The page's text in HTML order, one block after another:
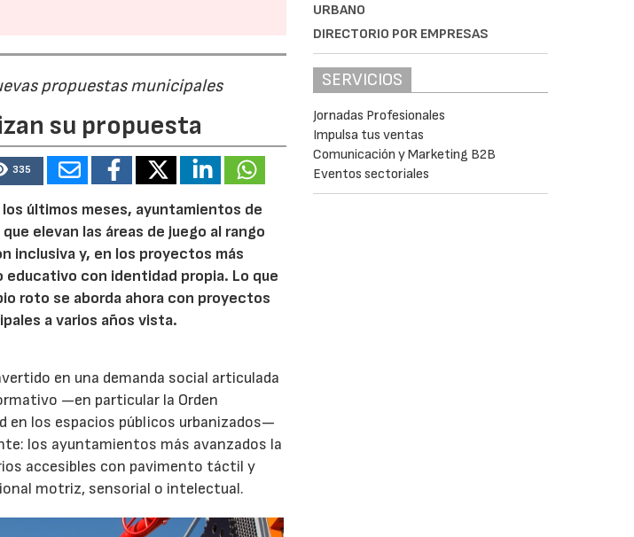
propuestas municipales
su propuesta
335
últimos meses, ayuntamientos de
elevan las áreas de juego al rango
y, en los proyectos más
con identidad propia. Lo que
roto se aborda ahora con proyectos
a varios años vista.
en una demanda social articulada
—en particular la Orden
en los espacios públicos urbanizados—
los ayuntamientos más avanzados la
accesibles con pavimento táctil y
motriz, sensorial o intelectual.
URBANO
DIRECTORIO POR EMPRESAS
SERVICIOS
Jornadas Profesionales
Impulsa tus ventas
Comunicación y Marketing B2B
Eventos sectoriales